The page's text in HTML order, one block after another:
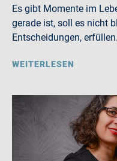
Es gibt Momente im
gerade ist, soll es nicht
Entscheidungen,
WEITERLESEN